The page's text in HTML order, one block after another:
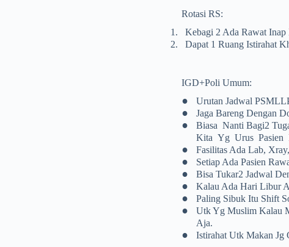
Rotasi RS:
1.
Kebagi 2 Ada Rawat
2.
Dapat 1 Ruang Istirahat
IGD+Poli Umum:
• Urutan Jadwal
• Jaga Bareng Dengan
•
Biasa Nanti Bagi2
Kita Yg Urus Pasien
• Fasilitas Ada Lab,
• Setiap Ada Pasien
• Bisa Tukar2 Jadwal
• Kalau Ada Hari Libur
• Paling Sibuk Itu Shift
•
Utk Yg Muslim Kalau
Aja.
• Istirahat Utk Makan Jg